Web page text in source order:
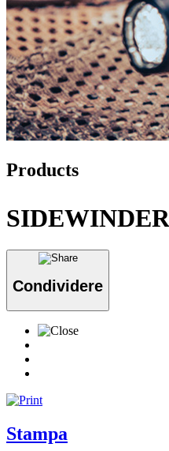
Products
SIDEWINDER
Condividere
Stampa